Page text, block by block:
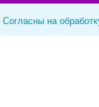
Согласны на